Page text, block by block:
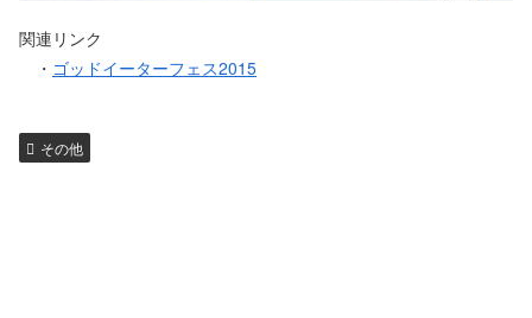
関連リンク
・ ゴッドイーターフェス2015
その他